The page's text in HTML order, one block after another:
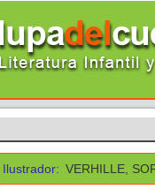
Ilustrador: VERHILLE,